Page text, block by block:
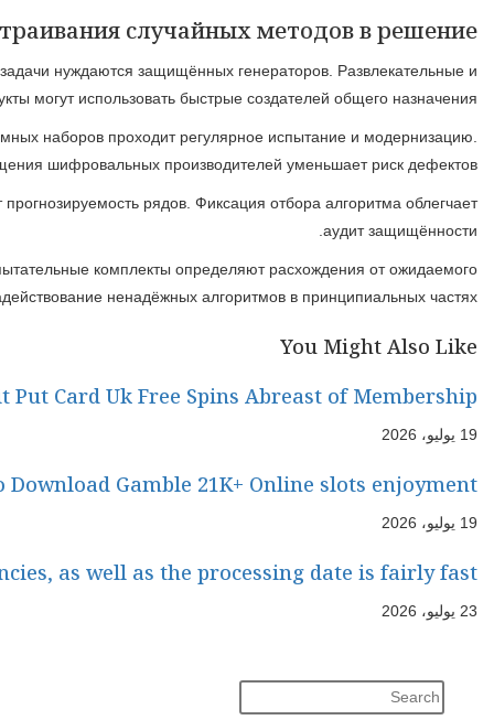
Отбор подходящего случайного алгоритма
Использование стандартных библиотек операционной
Корректная запуск производителя жизненна для
Проверка стохастических алгоритмов содержит
распределения. Разделение